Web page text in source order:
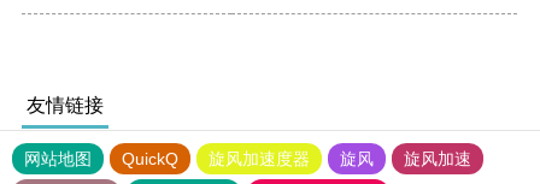
友情链接
网站地图 QuickQ 旋风加速度器 旋风
旋风加速